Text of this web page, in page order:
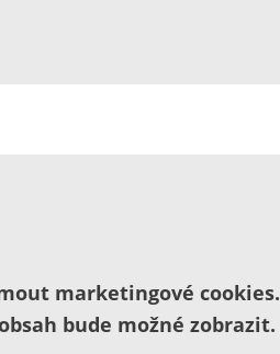
marketingové cookies.
bude možné zobrazit.